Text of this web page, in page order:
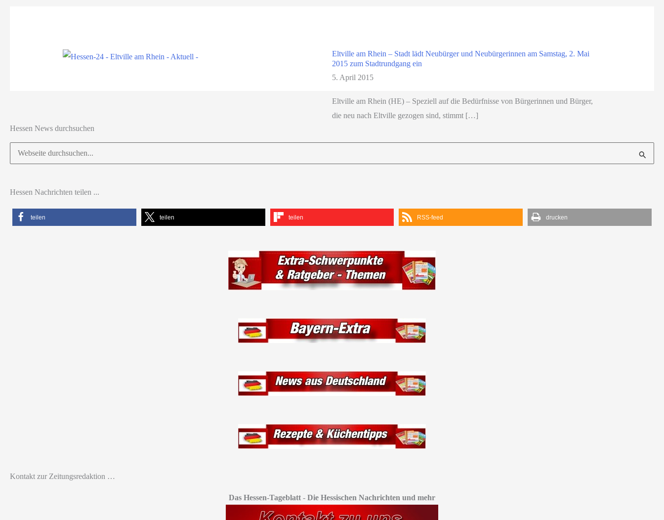
Eltville am Rhein – Stadt lädt Neubürger und Neubürgerinnen am Samstag, 2. Mai
2015 zum Stadtrundgang ein
5. April 2015
Eltville am Rhein (HE) – Speziell auf die Bedürfnisse von Bürgerinnen und Bürger,
die neu nach Eltville gezogen sind, stimmt […]
Hessen News durchsuchen
Suchen
nach:
Hessen Nachrichten teilen ...
teilen teilen teilen RSS-feed drucken
Kontakt zur Zeitungsredaktion …
Das Hessen-Tageblatt - Die Hessischen Nachrichten und mehr